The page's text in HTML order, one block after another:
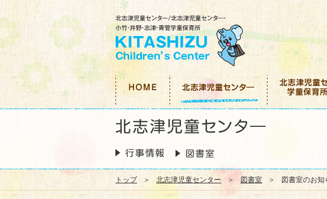
トップ 北志津児童センター 図書室 図書室のお知